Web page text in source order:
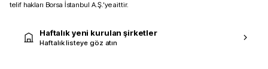
telif hakları Borsa İstanbul A.Ş.’ye aittir.
Haftalık yeni kurulan şirketler
Haftalık listeye göz atın